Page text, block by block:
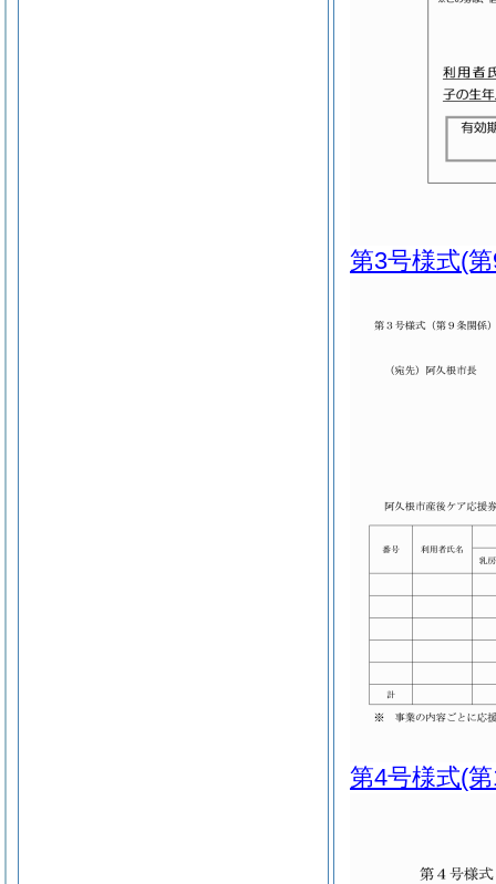
第3号様式(
第4号様式(